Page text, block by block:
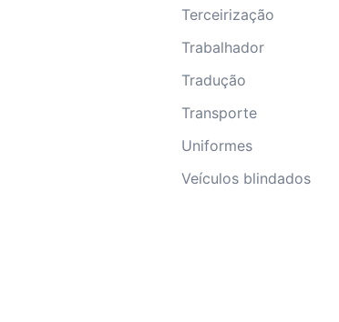
Terceirização
Trabalhador
Tradução
Transporte
Uniformes
Veículos blindados